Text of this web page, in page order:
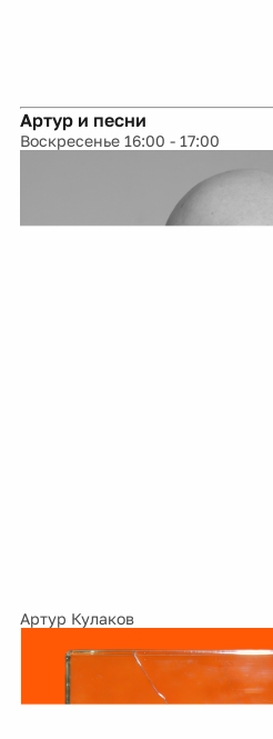
Артур и песни
Воскресенье 16:00 - 17:00
Артур Кулаков